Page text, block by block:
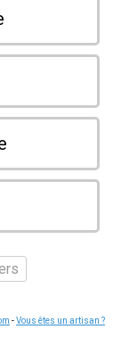
-Vous êtes un artisan ?